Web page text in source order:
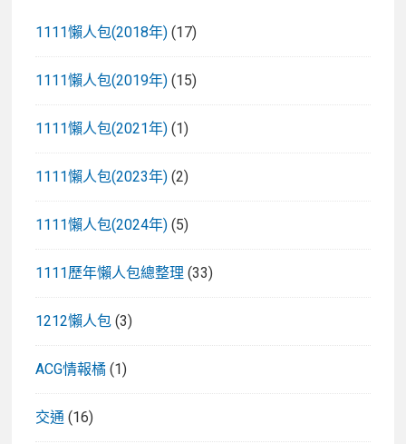
1111懶人包(2018年) (17)
1111懶人包(2019年) (15)
1111懶人包(2021年) (1)
1111懶人包(2023年) (2)
1111懶人包(2024年) (5)
1111歷年懶人包總整理 (33)
1212懶人包 (3)
ACG情報橘 (1)
交通 (16)